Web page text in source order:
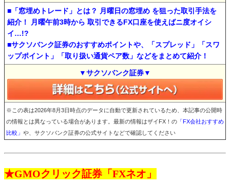
■「窓埋めトレード」とは？ 月曜日の窓埋め を狙った取引手法を
紹介！ 月曜午前3時から 取引できるFX口座を使えばニ度オイシ
イ…!?
■サクソバンク証券のおすすめポイントや、「スプレッド」「スワ
ップポイント」「取り扱い通貨ペア数」などをまとめて紹介！
▼サクソバンク証券▼
※この表は2026年8月3日時点のデータに自動で更新されているため、本記事の公開時
の情報とは異なっている場合があります。最新の情報はザイFX！の 「FX会社おすすめ
比較」 や、サクソバンク証券の公式サイトなどで確認してください
★GMOクリック証券「FXネオ」